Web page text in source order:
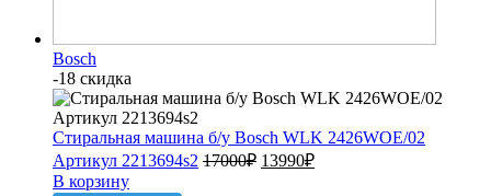
Bosch
-18 скидка
Стиральная машина б/у Bosch WLK 2426WOE/02
Артикул 2213694s2 17000₽ 13990₽
В корзину